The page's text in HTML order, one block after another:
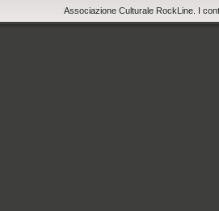
Associazione Culturale RockLine. I